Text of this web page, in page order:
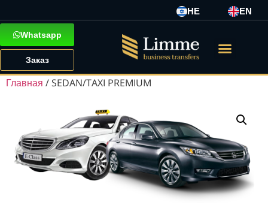
HE EN
Whatsapp
Заказ
Главная / SEDAN/TAXI PREMIUM